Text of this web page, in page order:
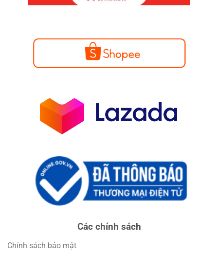
Các chính sách
Chính sách bảo mật